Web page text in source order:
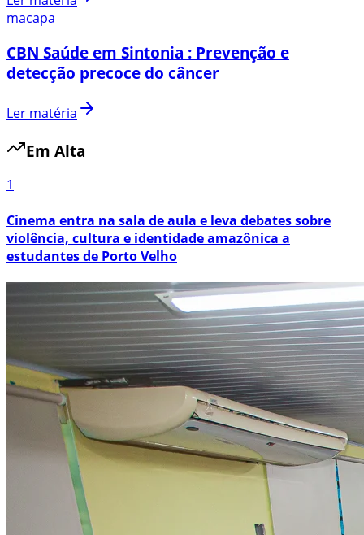
macapa
CBN Saúde em Sintonia : Prevenção e
detecção precoce do câncer
Ler matéria
Em Alta
1
Cinema entra na sala de aula e leva debates sobre
violência, cultura e identidade amazônica a
estudantes de Porto Velho